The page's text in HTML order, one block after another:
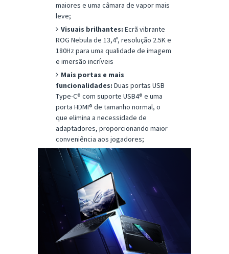
maiores e uma câmara de vapor mais
leve;
Visuais brilhantes: Ecrã vibrante
ROG Nebula de 13,4", resolução 2.5K e
180Hz para uma qualidade de imagem
e imersão incríveis
Mais portas e mais
funcionalidades: Duas portas USB
Type-C® com suporte USB4® e uma
porta HDMI® de tamanho normal, o
que elimina a necessidade de
adaptadores, proporcionando maior
conveniência aos jogadores;